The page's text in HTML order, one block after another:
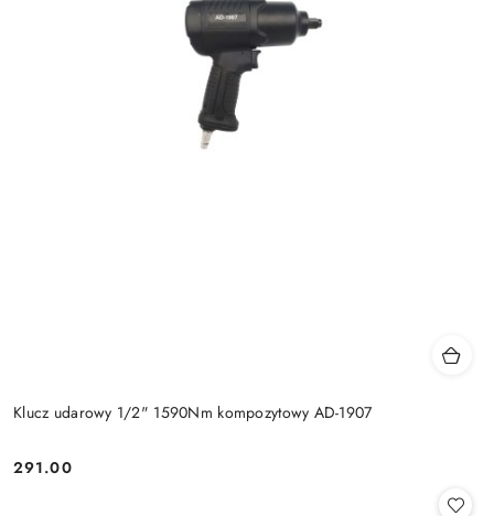
Klucz udarowy 1/2" 1590Nm kompozytowy AD-1907
Cena:
291.00